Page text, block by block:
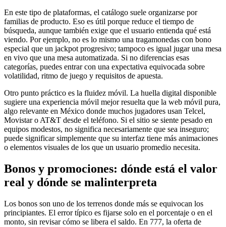
En este tipo de plataformas, el catálogo suele organizarse por
familias de producto. Eso es útil porque reduce el tiempo de
búsqueda, aunque también exige que el usuario entienda qué está
viendo. Por ejemplo, no es lo mismo una tragamonedas con bono
especial que un jackpot progresivo; tampoco es igual jugar una mesa
en vivo que una mesa automatizada. Si no diferencias esas
categorías, puedes entrar con una expectativa equivocada sobre
volatilidad, ritmo de juego y requisitos de apuesta.
Otro punto práctico es la fluidez móvil. La huella digital disponible
sugiere una experiencia móvil mejor resuelta que la web móvil pura,
algo relevante en México donde muchos jugadores usan Telcel,
Movistar o AT&T desde el teléfono. Si el sitio se siente pesado en
equipos modestos, no significa necesariamente que sea inseguro;
puede significar simplemente que su interfaz tiene más animaciones
o elementos visuales de los que un usuario promedio necesita.
Bonos y promociones: dónde está el valor
real y dónde se malinterpreta
Los bonos son uno de los terrenos donde más se equivocan los
principiantes. El error típico es fijarse solo en el porcentaje o en el
monto, sin revisar cómo se libera el saldo. En 777, la oferta de